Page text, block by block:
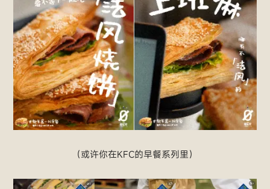
（或许你在KFC的早餐系列里）